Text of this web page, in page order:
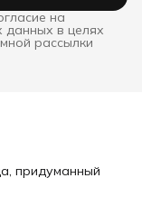
на
данных в целях
рассылки
придуманный